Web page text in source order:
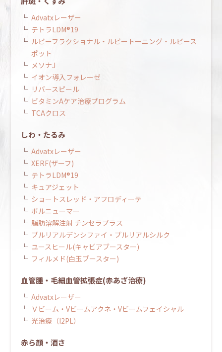
Advatxレーザー
テトラLDM®19
ルビーフラクショナル・ルビートーニング・ルビース
ポット
メソナJ
イオン導入フォレーゼ
リバースピール
ビタミンAケア治療プログラム
TCAクロス
しわ・たるみ
Advatxレーザー
XERF(ザーフ)
テトラLDM®19
キュアジェット
ショートスレッド・アフロディーテ
ボルニューマー
脂肪溶解注射 チンセラプラス
プルリアルデンシファイ・プルリアルシルク
ユースヒール(キャビアブースター)
フィルメド(白玉ブースター)
血管腫・毛細血管拡張症(赤あざ治療)
Advatxレーザー
Ｖビーム・Vビームアクネ・Vビームフェイシャル
光治療（I2PL）
赤ら顔・酒さ